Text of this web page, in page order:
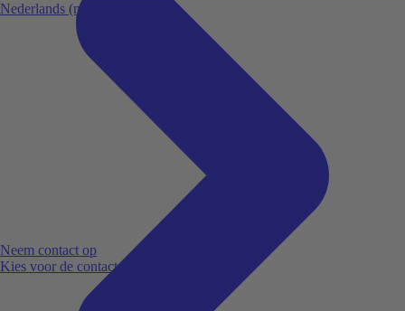
Nederlands (nl)
Neem contact op
Kies voor de contactoptie die bij jou past.